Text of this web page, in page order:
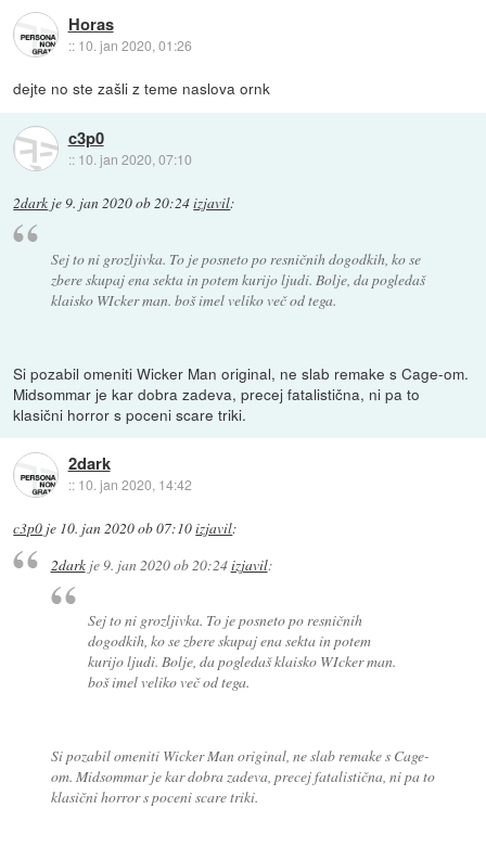
Horas
:: 10. jan 2020, 01:26
dejte no ste zašli z teme naslova ornk
c3p0
:: 10. jan 2020, 07:10
2dark je 9. jan 2020 ob 20:24izjavil:
Sej to ni grozljivka. To je posneto po resničnih dogodkih, ko se
zbere skupaj ena sekta in potem kurijo ljudi. Bolje, da pogledaš
klaisko WIcker man. boš imel veliko več od tega.
Si pozabil omeniti Wicker Man original, ne slab remake s Cage-om.
Midsommar je kar dobra zadeva, precej fatalistična, ni pa to
klasični horror s poceni scare triki.
2dark
:: 10. jan 2020, 14:42
c3p0 je 10. jan 2020 ob 07:10izjavil:
2darkje 9. jan 2020 ob 20:24izjavil:
Sej to ni grozljivka. To je posneto po resničnih
dogodkih, ko se zbere skupaj ena sekta in potem
kurijo ljudi. Bolje, da pogledaš klaisko WIcker man.
boš imel veliko več od tega.
Si pozabil omeniti Wicker Man original, ne slab remake s Cage-
om. Midsommar je kar dobra zadeva, precej fatalistična, ni pa to
klasični horror s poceni scare triki.